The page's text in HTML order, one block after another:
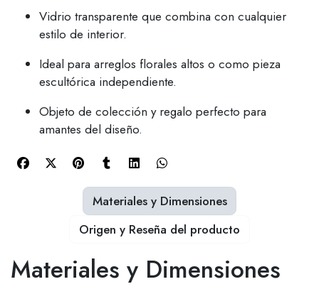
Vidrio transparente que combina con cualquier
estilo de interior.
Ideal para arreglos florales altos o como pieza
escultórica independiente.
Objeto de colección y regalo perfecto para
amantes del diseño.
Materiales y Dimensiones
Materiales y Dimensiones
Origen y Reseña del producto